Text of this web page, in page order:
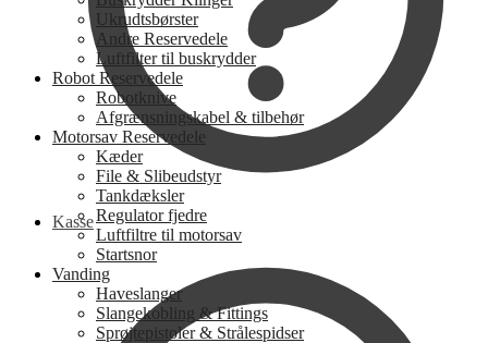
Kasse
Ukrudtsbørster
Andre Reservedele
Luftfilter til buskrydder
Robot Reservedele
Robotknive
Afgrænsningskabel & tilbehør
Motorsav Reservedele
Kæder
File & Slibeudstyr
Tankdæksler
Regulator fjedre
Luftfiltre til motorsav
Startsnor
Vanding
Haveslanger
Slangekobling & Fittings
Sprøjtepistoler & Strålespidser